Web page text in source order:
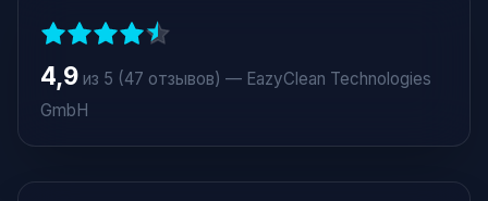
4,9 из 5 (47 отзывов) — EazyClean Technologies
GmbH